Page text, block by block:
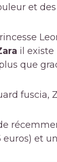
et
il
que
fuscia,
euros) et